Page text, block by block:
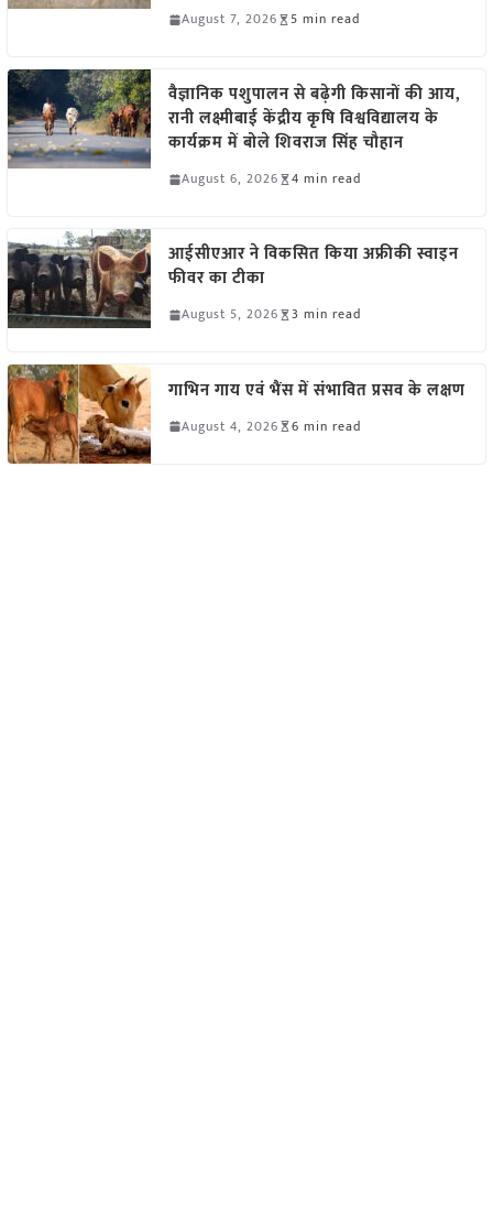
August 7, 2026 5 min read
वैज्ञानिक पशुपालन से बढ़ेगी किसानों की आय,
रानी लक्ष्मीबाई केंद्रीय कृषि विश्वविद्यालय के
कार्यक्रम में बोले शिवराज सिंह चौहान
August 6, 2026 4 min read
आईसीएआर ने विकसित किया अफ्रीकी स्वाइन
फीवर का टीका
August 5, 2026 3 min read
गाभिन गाय एवं भैंस में संभावित प्रसव के लक्षण
August 4, 2026 6 min read